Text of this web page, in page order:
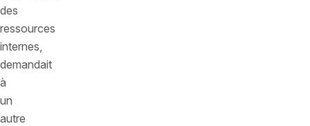
des
ressources
internes,
demandait
à
un
autre